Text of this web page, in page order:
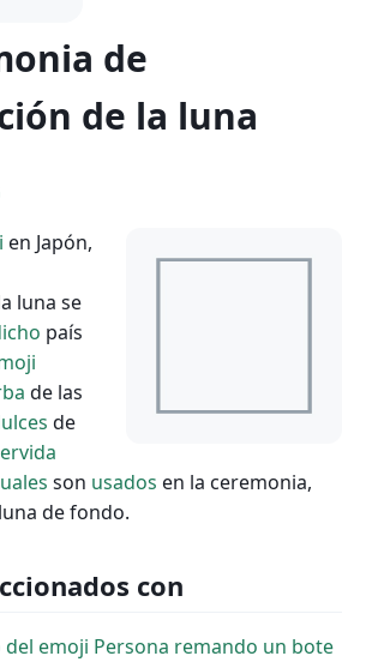
de
de la luna
en Japón,
luna se
país
de las
de
son usados en la ceremonia,
luna de fondo.
con
del emoji Persona remando un bote